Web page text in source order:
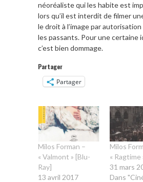
néoréaliste qui les habite est
lors qu’il est interdit de filmer
le droit à l’image par
les passants. Pour une certaine
c’est bien dommage.
Partager
Partager
Milos Forman –
« Valmont » [Blu-
Ray]
13 avril 2017
Milos
« Ragtime
31 mars
Dans